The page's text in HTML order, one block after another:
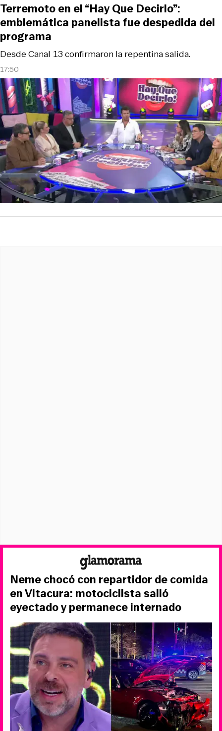
17:50
Desde Canal 13 confirmaron la repentina salida.
Terremoto en el “Hay Que Decirlo”:
emblemática panelista fue despedida del
programa
Neme chocó con repartidor de comida
en Vitacura: motociclista salió
eyectado y permanece internado